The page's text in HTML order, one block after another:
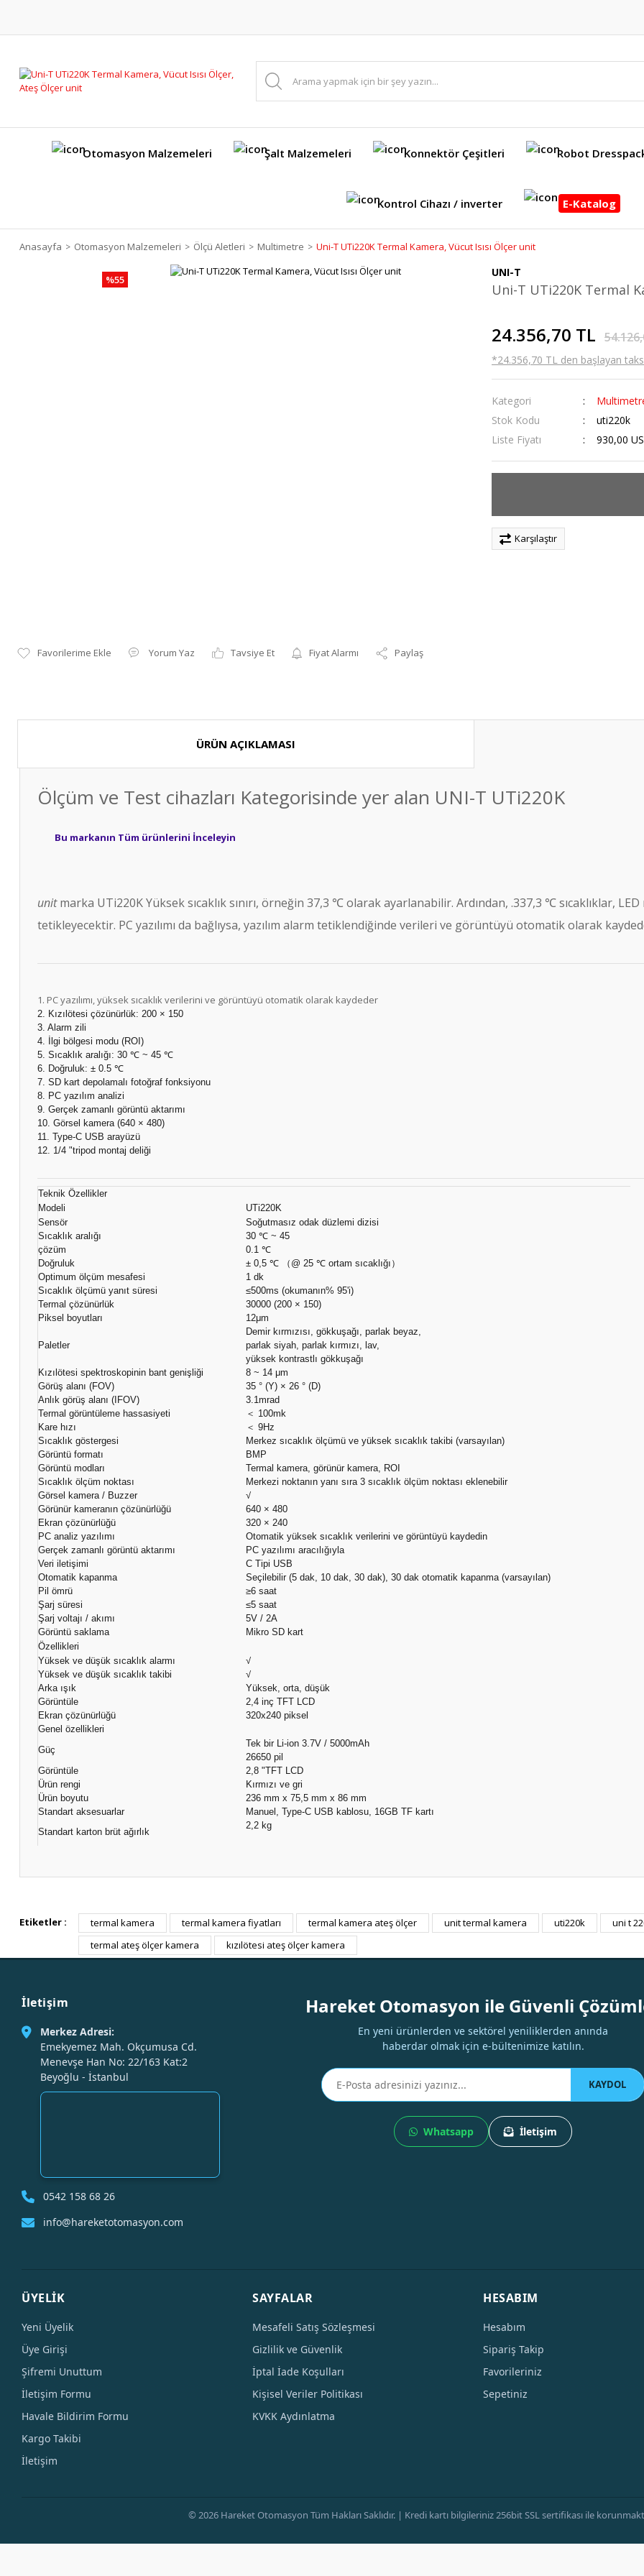
Otomasyon Malzemeleri Şalt Malzemeleri Konnektör Çeşitleri Robot
Kontrol Cihazı / inverter E-Katalog
Anasayfa Otomasyon Malzemeleri Ölçü Aletleri Multimetre Uni-T UTi220K Termal Kamera, Vücut Isısı Ölçer unit
%55
Yorum Yaz Tavsiye Et Fiyat Alarmı Paylaş
UNI-T
Uni-T UTi220K Termal
24.356,70 TL
*24.356,70 TL den başlayan
Kategori
Stok Kodu
uti220k
Liste Fiyatı
930,00
Karşılaştır
ÜRÜN AÇIKLAMASI
Ölçüm ve Test cihazları Kategorisinde yer alan UNI-T UTi220K
Bu markanın Tüm ürünlerini İnceleyin
unitmarka UTi220K Yüksek sıcaklık sınırı, örneğin 37,3 ℃ olarak ayarlanabilir. Ardından, .337,3 ℃ sıcaklıklar, LED
tetikleyecektir. PC yazılımı da bağlıysa, yazılım alarm tetiklendiğinde verileri ve görüntüyü otomatik olarak
1. PC yazılımı, yüksek sıcaklık verilerini ve görüntüyü otomatik olarak kaydeder
2. Kızılötesi çözünürlük: 200 × 150
3. Alarm zili
4. İlgi bölgesi modu (ROI)
5. Sıcaklık aralığı: 30 ℃ ~ 45 ℃
6. Doğruluk: ± 0.5 ℃
7. SD kart depolamalı fotoğraf fonksiyonu
8. PC yazılım analizi
9. Gerçek zamanlı görüntü aktarımı
10. Görsel kamera (640 × 480)
11. Type-C USB arayüzü
12. 1/4 "tripod montaj deliği
Teknik Özellikler
Modeli
UTi220K
Sensör
Soğutmasız odak düzlemi dizisi
Sıcaklık aralığı
30 ℃ ~ 45
çözüm
0.1 ℃
Doğruluk
± 0,5 ℃ （@ 25 ℃ ortam sıcaklığı）
Optimum ölçüm mesafesi
1 dk
Sıcaklık ölçümü yanıt süresi
≤500ms (okumanın% 95'i)
Termal çözünürlük
30000 (200 × 150)
Piksel boyutları
12μm
Paletler
Demir kırmızısı, gökkuşağı, parlak beyaz,
parlak siyah, parlak kırmızı, lav,
yüksek kontrastlı gökkuşağı
Kızılötesi spektroskopinin bant genişliği
8 ~ 14 μm
Görüş alanı (FOV)
35 ° (Y) × 26 ° (D)
Anlık görüş alanı (IFOV)
3.1mrad
Termal görüntüleme hassasiyeti
＜ 100mk
Kare hızı
＜ 9Hz
Sıcaklık göstergesi
Merkez sıcaklık ölçümü ve yüksek sıcaklık takibi (varsayılan)
Görüntü formatı
BMP
Görüntü modları
Termal kamera, görünür kamera, ROI
Sıcaklık ölçüm noktası
Merkezi noktanın yanı sıra 3 sıcaklık ölçüm noktası eklenebilir
Görsel kamera / Buzzer
√
Görünür kameranın çözünürlüğü
640 × 480
Ekran çözünürlüğü
320 × 240
PC analiz yazılımı
Otomatik yüksek sıcaklık verilerini ve görüntüyü kaydedin
Gerçek zamanlı görüntü aktarımı
PC yazılımı aracılığıyla
Veri iletişimi
C Tipi USB
Otomatik kapanma
Seçilebilir (5 dak, 10 dak, 30 dak), 30 dak otomatik kapanma (varsayılan)
Pil ömrü
≥6 saat
Şarj süresi
≤5 saat
Şarj voltajı / akımı
5V / 2A
Görüntü saklama
Mikro SD kart
Özellikleri
Yüksek ve düşük sıcaklık alarmı
√
Yüksek ve düşük sıcaklık takibi
√
Arka ışık
Yüksek, orta, düşük
Görüntüle
2,4 inç TFT LCD
Ekran çözünürlüğü
320x240 piksel
Genel özellikleri
Güç
Tek bir Li-ion 3.7V / 5000mAh
26650 pil
Görüntüle
2,8 "TFT LCD
Ürün rengi
Kırmızı ve gri
Ürün boyutu
236 mm x 75,5 mm x 86 mm
Standart aksesuarlar
Manuel, Type-C USB kablosu, 16GB TF kartı
Standart karton brüt ağırlık
2,2 kg
Bu ürüne ilk yorumu siz yapın!
Etiketler : termal kamera termal kamera fiyatları termal kamera ateş ölçer unit termal kamera uti220k uni t
termal ateş ölçer kamera
kızılötesi ateş ölçer kamera
İletişim
Merkez Adresi:
Emekyemez Mah. Okçumusa Cd.
Menevşe Han No: 22/163 Kat:2
Beyoğlu - İstanbul
0542 158 68 26
info@hareketotomasyon.com
Hareket Otomasyon ile Güvenli
En yeni ürünlerden ve sektörel yeniliklerden anında
haberdar olmak için e-bültenimize katılın.
KAYDOL
Whatsapp İletişim
ÜYELİK
Yeni Üyelik
Üye Girişi
Şifremi Unuttum
İletişim Formu
Havale Bildirim Formu
Kargo Takibi
İletişim
SAYFALAR
Mesafeli Satış Sözleşmesi
Gizlilik ve Güvenlik
İptal İade Koşulları
Kişisel Veriler Politikası
KVKK Aydınlatma
HESABIM
Hesabım
Sipariş Takip
Favorileriniz
Sepetiniz
© 2026 Hareket Otomasyon Tüm Hakları Saklıdır. | Kredi kartı bilgileriniz 256bit SSL sertifikası ile